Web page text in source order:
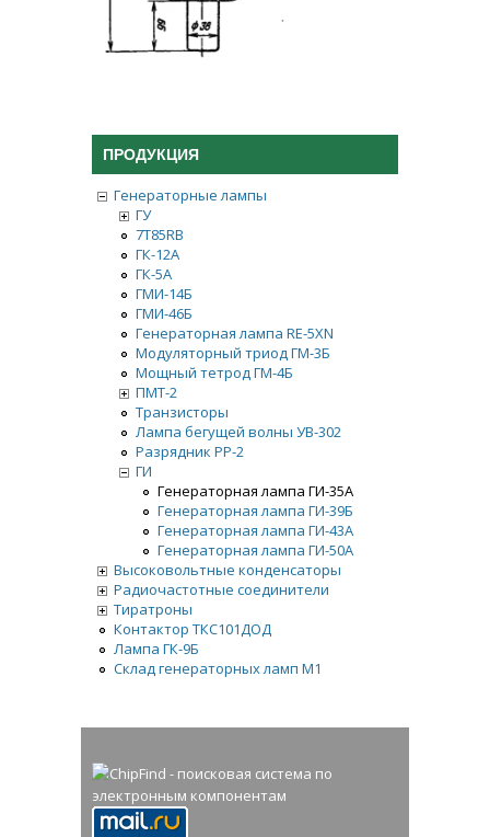
ПРОДУКЦИЯ
Генераторные лампы
ГУ
7Т85RB
ГК-12А
ГК-5А
ГМИ-14Б
ГМИ-46Б
Генераторная лампа RE-5XN
Модуляторный триод ГМ-3Б
Мощный тетрод ГМ-4Б
ПМТ-2
Транзисторы
Лампа бегущей волны УВ-302
Разрядник РР-2
ГИ
Генераторная лампа ГИ-35А
Генераторная лампа ГИ-39Б
Генераторная лампа ГИ-43А
Генераторная лампа ГИ-50А
Высоковольтные конденсаторы
Радиочастотные соединители
Тиратроны
Контактор ТКС101ДОД
Лампа ГК-9Б
Склад генераторных ламп М1